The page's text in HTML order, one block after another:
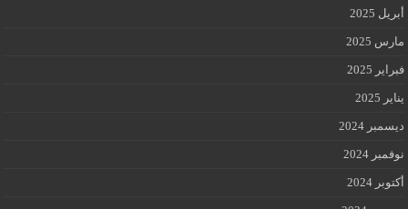
أبريل 2025
مارس 2025
فبراير 2025
يناير 2025
ديسمبر 2024
نوفمبر 2024
أكتوبر 2024